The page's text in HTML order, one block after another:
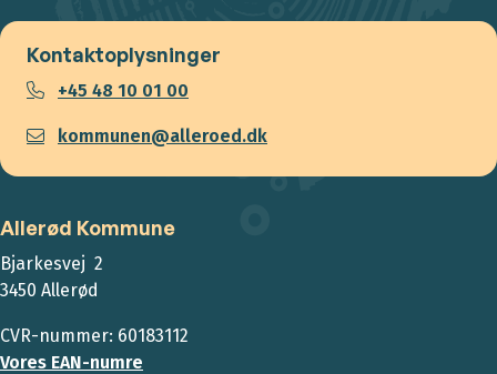
Kontaktoplysninger
+45 48 10 01 00
kommunen@alleroed.dk
Allerød Kommune
Bjarkesvej 2
3450 Allerød
CVR-nummer: 60183112
Vores EAN-numre